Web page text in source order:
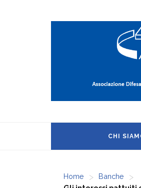
CHI
Home > Banche >